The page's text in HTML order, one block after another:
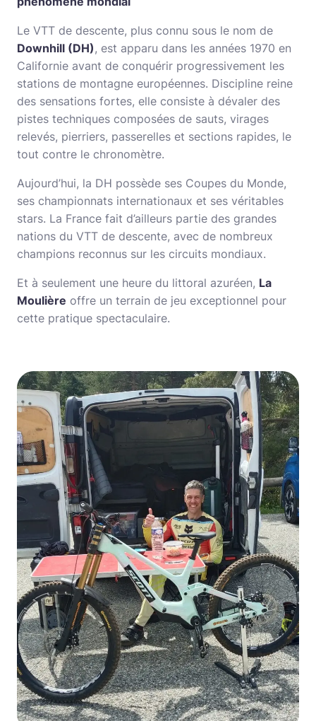
Le VTT de descente, plus connu sous le nom de
Downhill (DH), est apparu dans les années 1970 en
Californie avant de conquérir progressivement les
stations de montagne européennes. Discipline reine
des sensations fortes, elle consiste à dévaler des
pistes techniques composées de sauts, virages
relevés, pierriers, passerelles et sections rapides, le
tout contre le chronomètre.
Aujourd’hui, la DH possède ses Coupes du Monde,
ses championnats internationaux et ses véritables
stars. La France fait d’ailleurs partie des grandes
nations du VTT de descente, avec de nombreux
champions reconnus sur les circuits mondiaux.
Et à seulement une heure du littoral azuréen, La
Moulière offre un terrain de jeu exceptionnel pour
cette pratique spectaculaire.